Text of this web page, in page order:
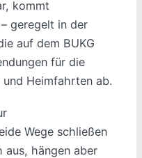
kommt
geregelt in der
auf dem BUKG
für die
Heimfahrten ab.
Wege schließen
aus, hängen aber